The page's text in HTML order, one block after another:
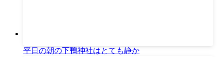
平日の朝の下鴨神社はとても静か